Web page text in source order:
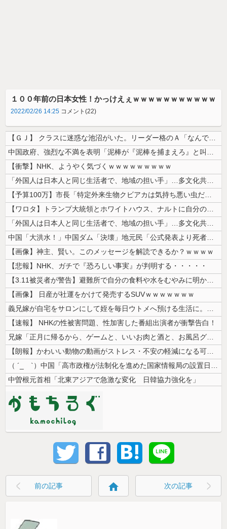
１００年前の日本女性！かっけえぇｗｗｗｗｗｗｗｗｗｗｗ
2022/02/26 14:25 コメント(22)
【ＧＪ】 クラスに迷惑な池沼がいた。リーダー格のＡ「なんで支援学級に入...
中国政府、強烈な不満を表明「泥棒が『泥棒を捕まえろ』と叫ぶようなやり口...
【衝撃】NHK、ようやく気づくｗｗｗｗｗｗｗｗｗ
「外国人は日本人と同じ生活者で、地域の担い手」…多文化共生実現への提言...
【予算100万】市長「特定外来生物クビアカは気持ち悪い虫だしそんな需要...
【ワロタ】トランプ大統領とホワイトハウス、ナルトに自分の顔を合成して投...
「外国人は日本人と同じ生活者で、地域の担い手」…多文化共生実現への提言...
中国「大洪水！」中国ダム「決壊」地元民「公式発表より死者多い！」中国政...
【画像】神主、賢い。このメッセージを解読できるか？ｗｗｗｗ
【悲報】NHK、ガチで『恐ろしい事実』が判明する・・・・・
【3.11被災者が警告】避難所で自分の食料や水をむやみに明かしてはいけ...
【画像】 日産が社運をかけて発売するSUVｗｗｗｗｗｗｗ
義兄嫁が自宅をサロンにして姪を毎日ウトメへ預ける生活に。数年後、そのツ...
【速報】 NHKの性被害問題、性加害した番組出演者が衝撃告白！
兄嫁「正月に帰るから、ゲームと、いいお肉と酒と、お風呂グッズの準備しと...
【朗報】かわいい動物の動画がストレス・不安の軽減になる可能性。英大学の...
（ ´_ゝ`）中国「高市政権が法制化を進めた国家情報局の設置日が7月3...
中曽根元首相「北東アジアで急激な変化 日韓協力強化を」
前の記事 home 次の記事